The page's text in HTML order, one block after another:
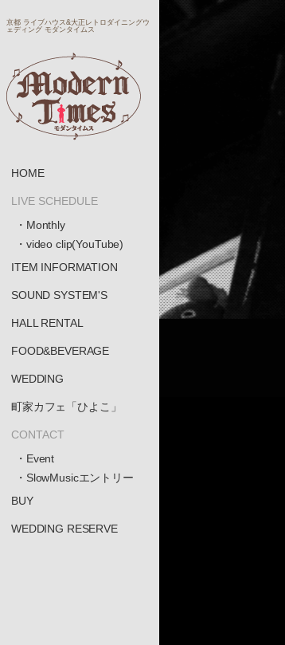
京都 ライブハウス&大正レトロダイニングウ
ェディング モダンタイムス
HOME
LIVE SCHEDULE
・Monthly
・video clip(YouTube)
ITEM INFORMATION
SOUND SYSTEM'S
HALL RENTAL
FOOD&BEVERAGE
WEDDING
町家カフェ「ひよこ」
CONTACT
・Event
・SlowMusicエントリー
BUY
WEDDING RESERVE